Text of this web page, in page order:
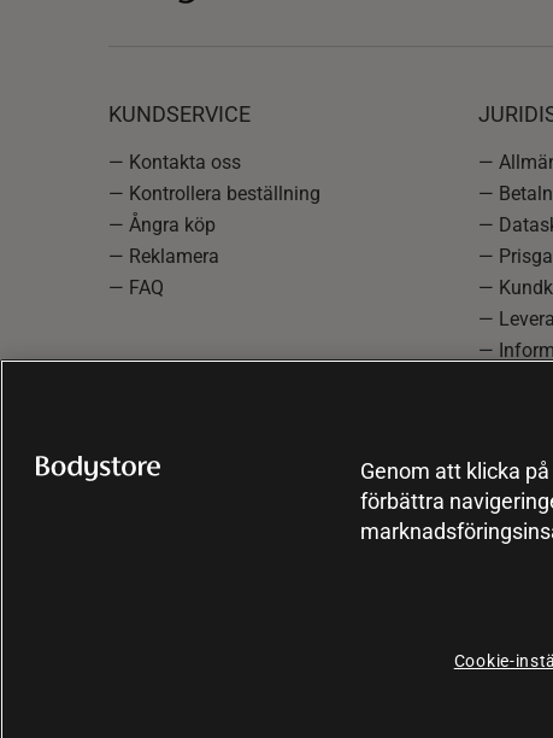
KUNDSERVICE
— Kontakta oss
— Kontrollera beställning
— Ångra köp
— Reklamera
— FAQ
—
—
—
—
—
—
—
Genom att klicka
förbättra
Cookie-